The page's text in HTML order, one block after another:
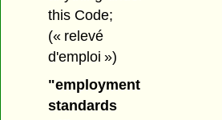
this Code;
(« relevé
d'emploi »)
"employment
standards